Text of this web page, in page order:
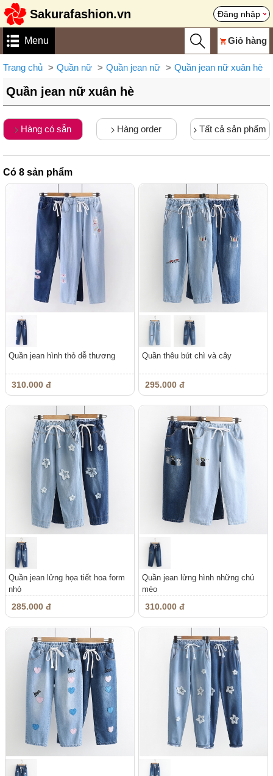
Sakurafashion.vn Đăng nhập
Menu Giỏ hàng
Trang chủ Quần nữ Quần jean nữ Quần jean nữ xuân hè
Quần jean nữ xuân hè
Hàng có sẵn Hàng order Tất cả sản phẩm
Có 8 sản phẩm
Quần jean hình thỏ dễ thương
310.000 đ
Quần thêu bút chì và cây
295.000 đ
Quần jean lửng họa tiết hoa form
nhỏ
285.000 đ
Quần jean lửng hình những chú
mèo
310.000 đ